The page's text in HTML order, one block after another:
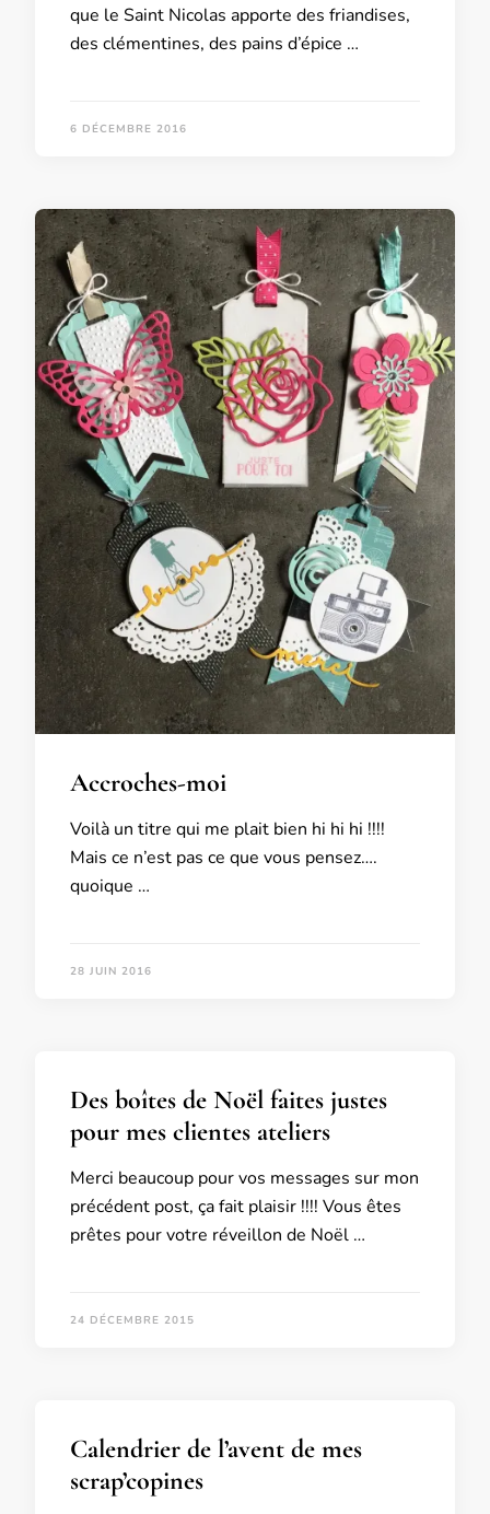
que le Saint Nicolas apporte des friandises,
des clémentines, des pains d’épice …
6 DÉCEMBRE 2016
Accroches-moi
Voilà un titre qui me plait bien hi hi hi !!!!
Mais ce n’est pas ce que vous pensez….
quoique …
28 JUIN 2016
Des boîtes de Noël faites justes
pour mes clientes ateliers
Merci beaucoup pour vos messages sur mon
précédent post, ça fait plaisir !!!! Vous êtes
prêtes pour votre réveillon de Noël …
24 DÉCEMBRE 2015
Calendrier de l’avent de mes
scrap’copines